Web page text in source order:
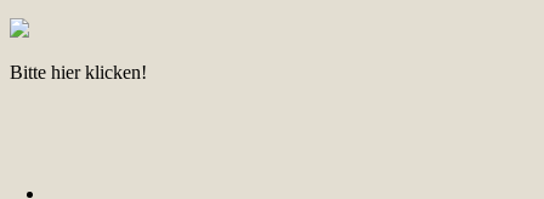
Bitte hier klicken!